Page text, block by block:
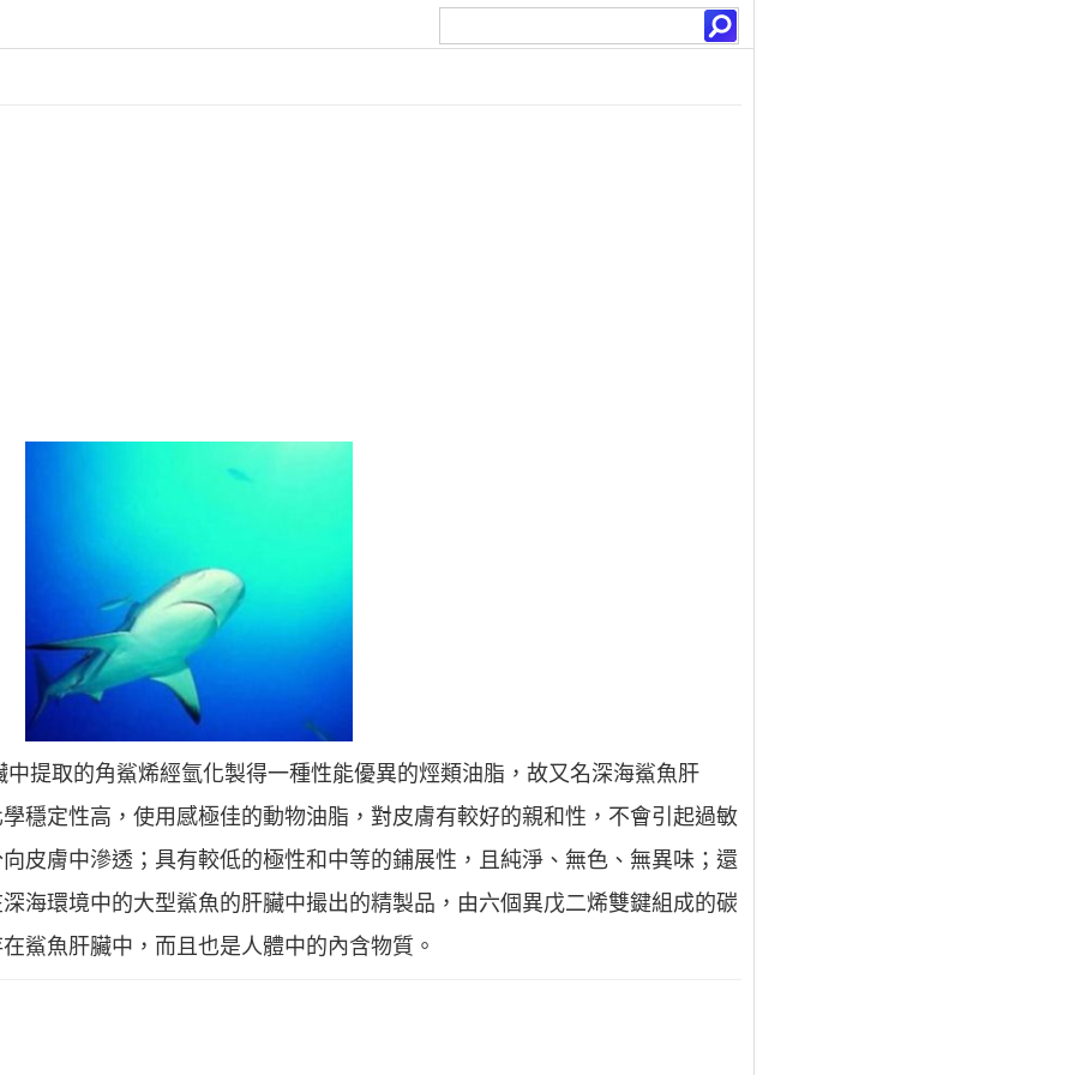
提取的角鯊烯經氫化製得一種性能優異的烴類油脂，故又名深海鯊魚肝
穩定性高，使用感極佳的動物油脂，對皮膚有較好的親和性，不會引起過敏
皮膚中滲透；具有較低的極性和中等的鋪展性，且純淨、無色、無異味；還
海環境中的大型鯊魚的肝臟中撮出的精製品，由六個異戊二烯雙鍵組成的碳
鯊魚肝臟中，而且也是人體中的內含物質。